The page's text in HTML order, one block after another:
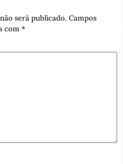
será publicado. Campos
com *